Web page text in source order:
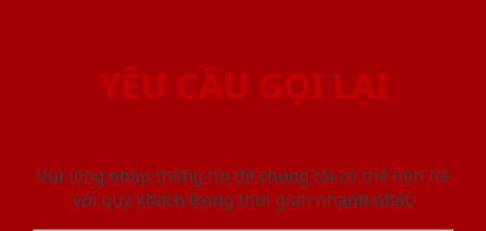
YÊU CẦU GỌI LẠI
Vui lòng nhập thông tin để chúng tôi có thể liên hệ
với quý khách trong thời gian nhanh nhất.